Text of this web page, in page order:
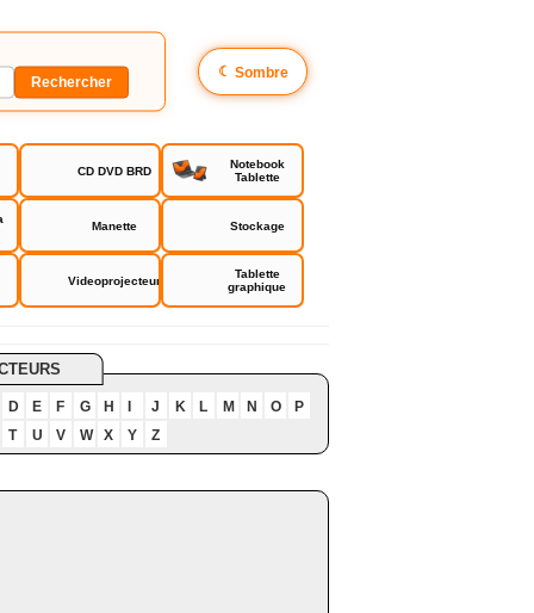
☾ Sombre
CD DVD BRD
Notebook
Tablette
Manette Stockage
Videoprojecteur
Tablette
graphique
Catalyst
D E F G H J K L M N O
P
T
U V W X Y Z